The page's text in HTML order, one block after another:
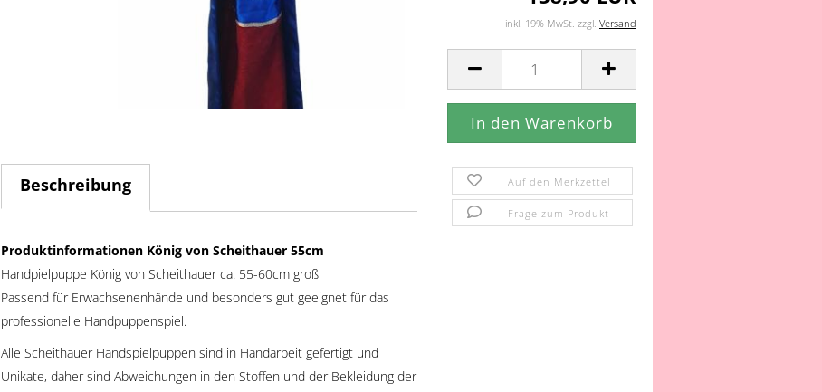
inkl. 19% MwSt. zzgl. Versand
Auf den Merkzettel
Frage zum Produkt
Beschreibung
Produktinformationen König von Scheithauer 55cm
Handpielpuppe König von Scheithauer ca. 55-60cm groß
Passend für Erwachsenenhände und besonders gut geeignet für das
professionelle Handpuppenspiel.
Alle Scheithauer Handspielpuppen sind in Handarbeit gefertigt und
Unikate, daher sind Abweichungen in den Stoffen und der Bekleidung der